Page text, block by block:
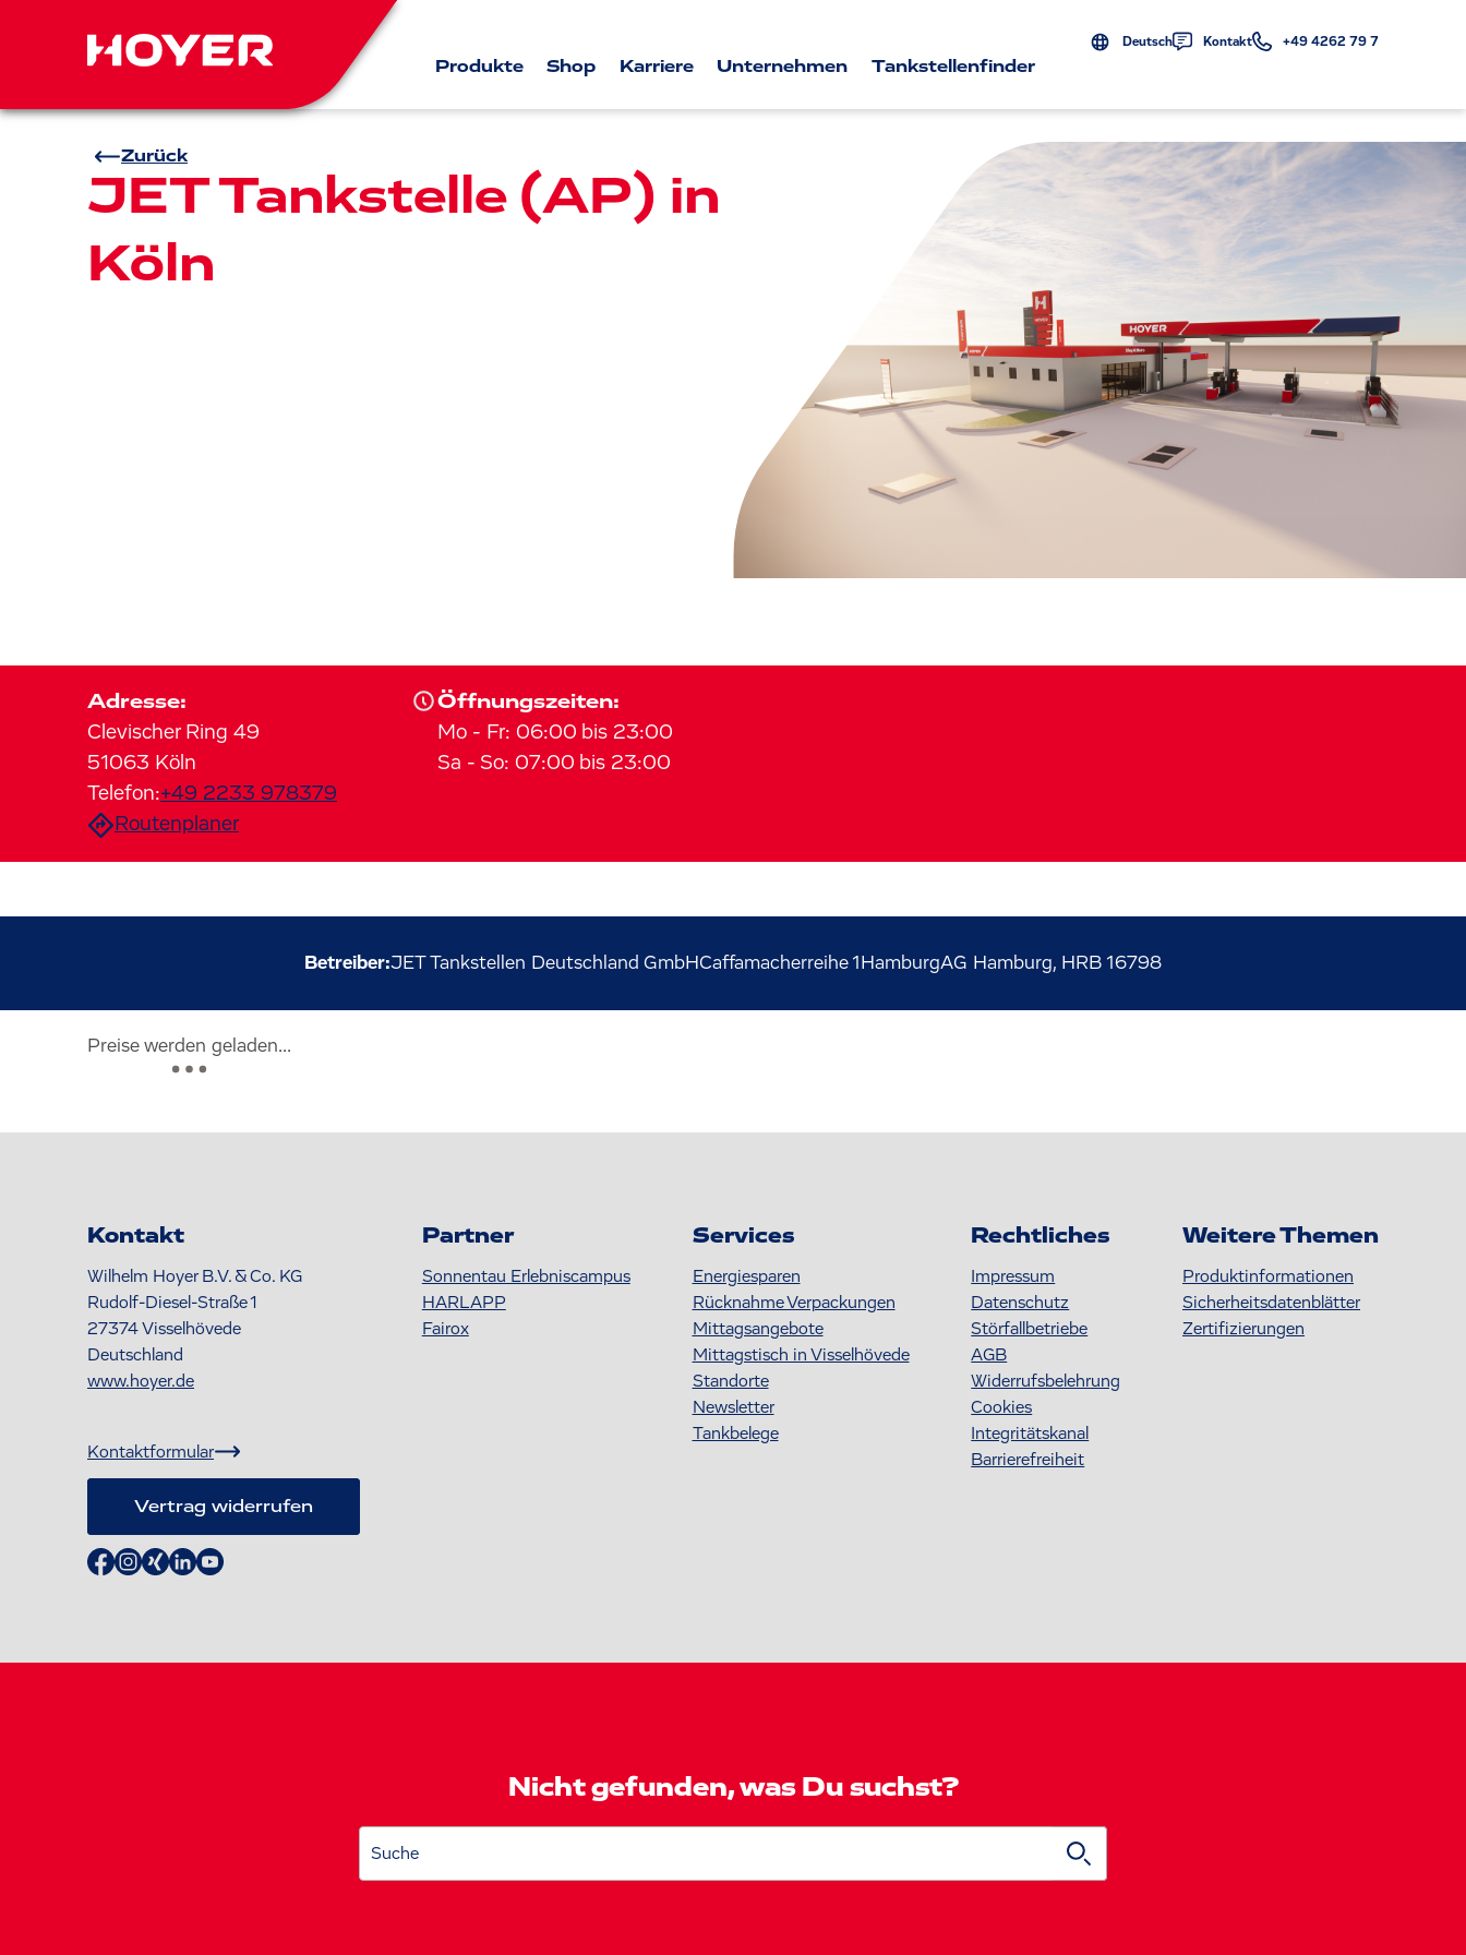
Deutsch Kontakt +49 4262 79 7
Produkte Shop Karriere Unternehmen Tankstellenfinder
Zurück
JET Tankstelle (AP) in
Köln
Adresse:
Clevischer Ring 49
51063 Köln
Telefon:+49 2233 978379
Routenplaner
Öffnungszeiten:
Mo - Fr: 06:00 bis 23:00
Sa - So: 07:00 bis 23:00
Betreiber:JET Tankstellen Deutschland GmbHCaffamacherreihe 1 HamburgAG Hamburg, HRB 16798
Preise werden geladen...
Kontakt
Wilhelm Hoyer B.V. & Co. KG
Rudolf-Diesel-Straße 1
27374Visselhövede
Deutschland
www.hoyer.de
Kontaktformular
Vertrag widerrufen
Partner
Sonnentau Erlebniscampus
HARLAPP
Fairox
Services
Energiesparen
Rücknahme Verpackungen
Mittagsangebote
Mittagstisch in Visselhövede
Standorte
Newsletter
Tankbelege
Rechtliches
Impressum
Datenschutz
Störfallbetriebe
AGB
Widerrufsbelehrung
Cookies
Integritätskanal
Barrierefreiheit
Weitere Themen
Produktinformationen
S icherheitsdatenblätter
Zertifizierungen
Nicht gefunden, was Du suchst?
Suche